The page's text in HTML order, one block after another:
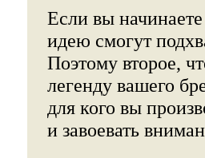
Если вы
идею смогут
Поэтому второе,
легенду вашего
для кого вы
и завоевать